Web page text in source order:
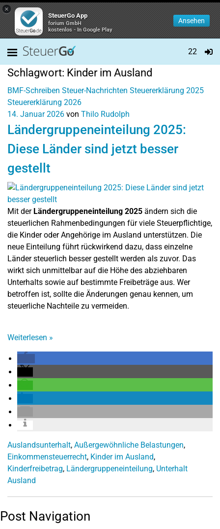
×
SteuerGo App
forium GmbH
kostenlos - In Google Play
Ansehen
22
Schlagwort: Kinder im Ausland
BMF-Schreiben Steuer-Nachrichten Steuererklärung 2025
Steuererklärung 2026
14. Januar 2026 von Thilo Rudolph
Ländergruppeneinteilung 2025:
Diese Länder sind jetzt besser
gestellt
Mit der Ländergruppeneinteilung 2025 ändern sich die
steuerlichen Rahmenbedingungen für viele Steuerpflichtige,
die Kinder oder Angehörige im Ausland unterstützen. Die
neue Einteilung führt rückwirkend dazu, dass einzelne
Länder steuerlich besser gestellt werden als zuvor. Das
wirkt sich unmittelbar auf die Höhe des abziehbaren
Unterhalts sowie auf bestimmte Freibeträge aus. Wer
betroffen ist, sollte die Änderungen genau kennen, um
steuerliche Nachteile zu vermeiden.
Weiterlesen »
Auslandsunterhalt, Außergewöhnliche Belastungen,
Einkommensteuerrecht, Kinder im Ausland,
Kinderfreibetrag, Ländergruppeneinteilung, Unterhalt
Ausland
Post Navigation